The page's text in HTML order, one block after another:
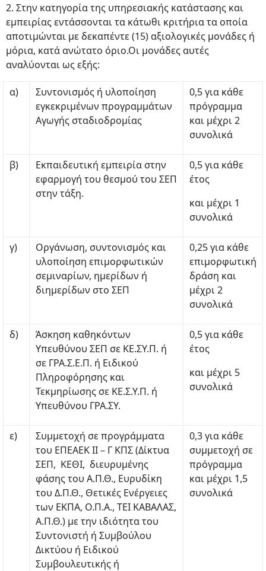
2. Στην κατηγορία της υπηρεσιακής κατάστασης και
εμπειρίας εντάσσονται τα κάτωθι κριτήρια τα οποία
αποτιμώνται με δεκαπέντε (15) αξιολογικές μονάδες ή
μόρια, κατά ανώτατο όριο.Οι μονάδες αυτές
αναλύονται ως εξής:
α)
Συντονισμός ή υλοποίηση
εγκεκριμένων προγραμμάτων
Αγωγής σταδιοδρομίας
0,5 για κάθε
πρόγραμμα
και μέχρι 2
συνολικά
β)
Εκπαιδευτική εμπειρία στην
εφαρμογή του θεσμού του ΣΕΠ
στην τάξη.
0,5 για κάθε
έτος
και μέχρι 1
συνολικά
γ)
Οργάνωση, συντονισμός και
υλοποίηση επιμορφωτικών
σεμιναρίων, ημερίδων ή
διημερίδων στο ΣΕΠ
0,25 για κάθε
επιμορφωτική
δράση και
μέχρι 2
συνολικά
δ)
Άσκηση καθηκόντων
Υπευθύνου ΣΕΠ σε ΚΕ.ΣΥ.Π. ή
σε ΓΡΑ.Σ.Ε.Π. ή Ειδικού
Πληροφόρησης και
Τεκμηρίωσης σε ΚΕ.Σ.Υ.Π. ή
Υπευθύνου ΓΡΑ.ΣΥ.
0,5 για κάθε
έτος
και μέχρι 5
συνολικά
ε)
Συμμετοχή σε προγράμματα
του ΕΠΕΑΕΚ ΙΙ – Γ ΚΠΣ (Δίκτυα
ΣΕΠ, ΚΕΘΙ, διευρυμένης
φάσης του Α.Π.Θ., Ευρυδίκη
του Δ.Π.Θ., Θετικές Ενέργειες
των ΕΚΠΑ, Ο.Π.Α., ΤΕΙ ΚΑΒΑΛΑΣ,
Α.Π.Θ.) με την ιδιότητα του
Συντονιστή ή Συμβούλου
Δικτύου ή Ειδικού
Συμβουλευτικής ή
0,3 για κάθε
συμμετοχή σε
πρόγραμμα
και μέχρι 1,5
συνολικά